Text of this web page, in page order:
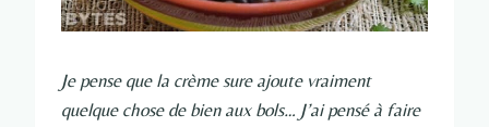
Je pense que la crème sure ajoute vraiment
quelque chose de bien aux bols… J’ai pensé à faire